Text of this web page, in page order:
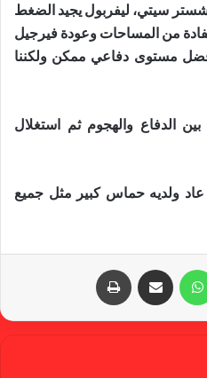
سيتي، ليفربول يجيد الضغط
من المساحات وعودة فيرجيل
مستوى دفاعي ممكن ولكننا
الدفاع والهجوم ثم استغلال
ولديه حماس كبير مثل جميع
واتساب